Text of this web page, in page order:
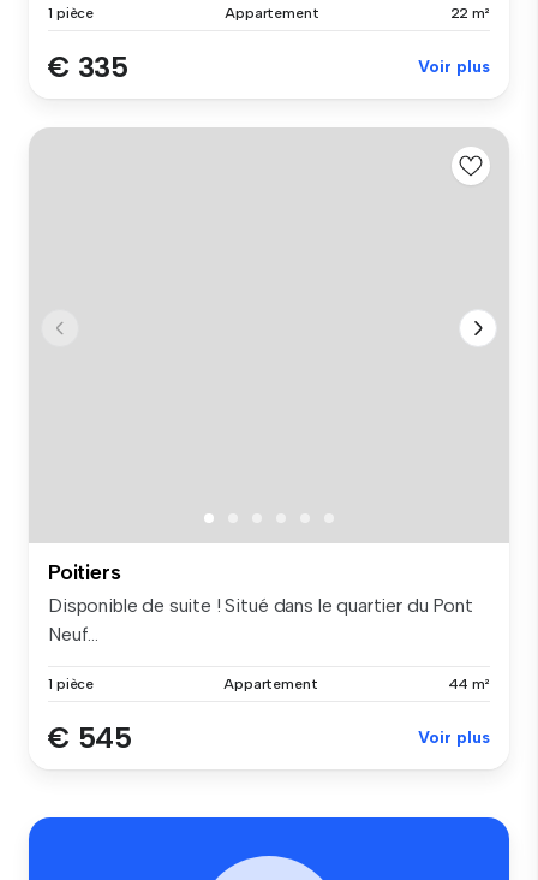
1 pièce Appartement 22 m²
€ 335 Voir plus
Poitiers
Disponible de suite ! Situé dans le quartier du Pont
Neuf...
1 pièce Appartement 44 m²
€ 545 Voir plus